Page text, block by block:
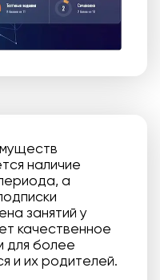
наличие
а
занятий у
качественное
для более
и их родителей.